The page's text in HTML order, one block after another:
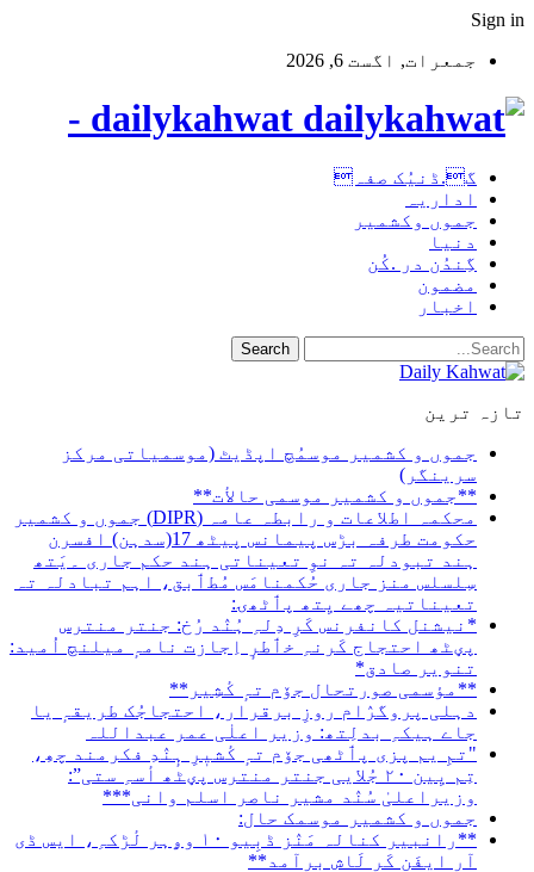
Sign in
جمعرات, اگست 6, 2026
dailykahwat -
گ.ڈنیُک صفہ
اداریہ
جموں وکشمیر
دنیا
گِندُن در .کُن
مضمون
اخبار
تازہ ترین
جموں و کشمیر موسمُچ اپڈیٹ (موسمیاتی مرکز
سرینگر)
**جموں و كشمیر موسمی حالأت**
محکمہ اطلاعات و رابطہ عامہ (DIPR) جموں و کشمیر
حکومت طرفہ بڑس پیمانس پیٹھ 17(سدہن) افسرن
ہند تبودلہ تہ نوِ تعیناتی ہند حکم جاری ۔یَتھ
سِلسلس منز جاری حُکمنامَس مُطٲبق، اہم تبادلہ تہ
تعیناتیہ چھے یِتھ پٲٹھۍ:
*نیشنل کانفرنس کَرِ دِلہِ ہُنٛد رُخ: جنتر منترس
پؠٹھ احتجاج کَرنہِ خٲطرٕ اِجازت نامہٕ میلنچ اُمید:
تنویر صادق*
**مؤسمی صورتحال جۆم تہٕ کٔشِیر**
دہلی پروگرٛام روزِ برقرار، احتجاجُک طریقہٕ یا
جاے ہیکہِ بدلِتھ: وزیر اعلٰی عمر عبداللہ
"تمِ یم پزی پٲٹھی جۆم تہٕ کٔشیٖرِ ہٕنٛدِ فکرمند چھِ،
تِم یِین ۲۰ جُلایی جنتر منترس پؠٹھ أسہِ ستی”:
وزیراعلیٰ سُنٛد مشیر ناصر اسلم وانی***
جموں و کشمیر موسمک حال:
**رانبیر کنالہ مَنٛز ڈبِیو ۱۰ وۄہر لٔڑکہِ، ایس ڈی
آر ایفَن کَر لَاش برآمد**